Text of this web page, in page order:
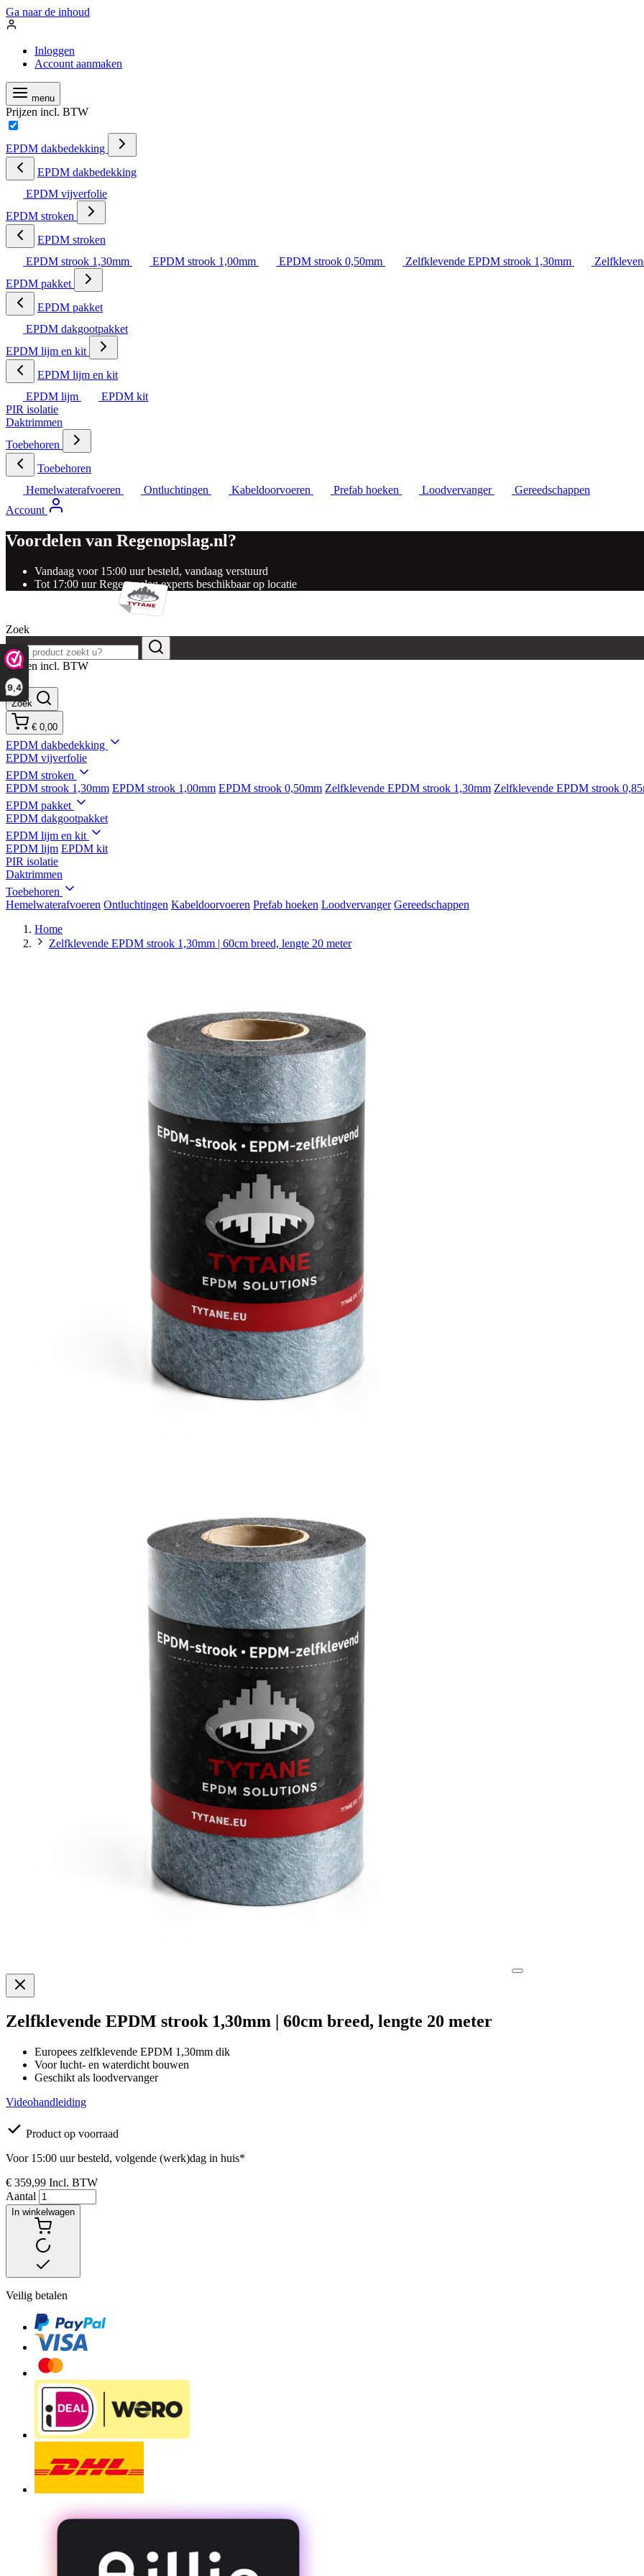
9,4
Ga naar de inhoud
Inloggen
Account aanmaken
menu
Prijzen incl. BTW
EPDM dakbedekking
EPDM dakbedekking
EPDM vijverfolie
EPDM stroken
EPDM stroken
EPDM strook 1,30mm
EPDM strook 1,00mm EPDM strook 0,50mm Zelfklevende EPDM strook 1,30mm
EPDM pakket
EPDM pakket
EPDM dakgootpakket
EPDM lijm en kit
EPDM lijm en kit
EPDM lijm
EPDM kit
PIR isolatie
Daktrimmen
Toebehoren
Toebehoren
Hemelwaterafvoeren
Ontluchtingen Kabeldoorvoeren Prefab hoeken Loodvervanger
Gereedschappen
Account
Voordelen van Regenopslag.nl?
Vandaag voor 15:00 uur besteld, vandaag verstuurd
Tot 17:00 uur Regenopslag experts beschikbaar op locatie
Zoek
Prijzen incl. BTW
Zoek
€ 0,00
EPDM dakbedekking
EPDM vijverfolie
EPDM stroken
EPDM strook 1,30mm EPDM strook 1,00mm EPDM strook 0,50mm Zelfklevende EPDM strook 1,30mm Zelfklevende EPDM strook
EPDM pakket
EPDM dakgootpakket
EPDM lijm en kit
EPDM lijm EPDM kit
PIR isolatie
Daktrimmen
Toebehoren
Hemelwaterafvoeren Ontluchtingen Kabeldoorvoeren Prefab hoeken Loodvervanger Gereedschappen
Home
Zelfklevende EPDM strook 1,30mm | 60cm breed, lengte 20 meter
Zelfklevende EPDM strook 1,30mm | 60cm breed, lengte 20 meter
Europees zelfklevende EPDM 1,30mm dik
Voor lucht- en waterdicht bouwen
Geschikt als loodvervanger
Videohandleiding
Product op voorraad
Voor 15:00 uur besteld, volgende (werk)dag in huis*
€ 359,99 Incl. BTW
Aantal
In winkelwagen
Veilig betalen